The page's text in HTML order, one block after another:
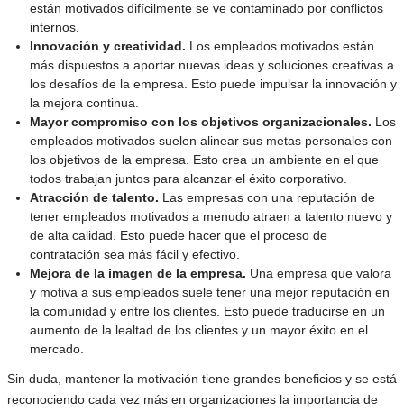
están motivados difícilmente se ve contaminado por conflictos
internos.
Innovación y creatividad. Los empleados motivados están
más dispuestos a aportar nuevas ideas y soluciones creativas a
los desafíos de la empresa. Esto puede impulsar la innovación y
la mejora continua.
Mayor compromiso con los objetivos organizacionales. Los
empleados motivados suelen alinear sus metas personales con
los objetivos de la empresa. Esto crea un ambiente en el que
todos trabajan juntos para alcanzar el éxito corporativo.
Atracción de talento. Las empresas con una reputación de
tener empleados motivados a menudo atraen a talento nuevo y
de alta calidad. Esto puede hacer que el proceso de
contratación sea más fácil y efectivo.
Mejora de la imagen de la empresa. Una empresa que valora
y motiva a sus empleados suele tener una mejor reputación en
la comunidad y entre los clientes. Esto puede traducirse en un
aumento de la lealtad de los clientes y un mayor éxito en el
mercado.
Sin duda, mantener la motivación tiene grandes beneficios y se está
reconociendo cada vez más en organizaciones la importancia de